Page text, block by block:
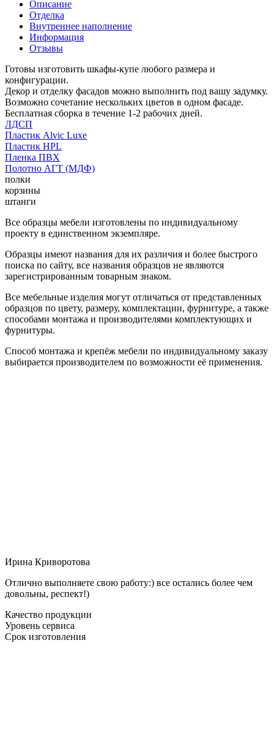
Описание
Отделка
Внутреннее наполнение
Информация
Отзывы
Готовы изготовить шкафы-купе любого размера и
конфигурации.
Декор и отделку фасадов можно выполнить под вашу задумку.
Возможно сочетание нескольких цветов в одном фасаде.
Бесплатная сборка в течение 1-2 рабочих дней.
ЛДСП
Пластик Alvic Luxe
Пластик HPL
Пленка ПВХ
Полотно АГТ (МДФ)
полки
корзины
штанги
Все образцы мебели изготовлены по индивидуальному
проекту в единственном экземпляре.
Образцы имеют названия для их различия и более быстрого
поиска по сайту, все названия образцов не являются
зарегистрированным товарным знаком.
Все мебельные изделия могут отличаться от представленных
образцов по цвету, размеру, комплектации, фурнитуре, а также
способами монтажа и производителями комплектующих и
фурнитуры.
Способ монтажа и крепёж мебели по индивидуальному заказу
выбирается производителем по возможности её применения.
Ирина Криворотова
Отлично выполняете свою работу:) все остались более чем
довольны, респект!)
Качество продукции
Уровень сервиса
Срок изготовления